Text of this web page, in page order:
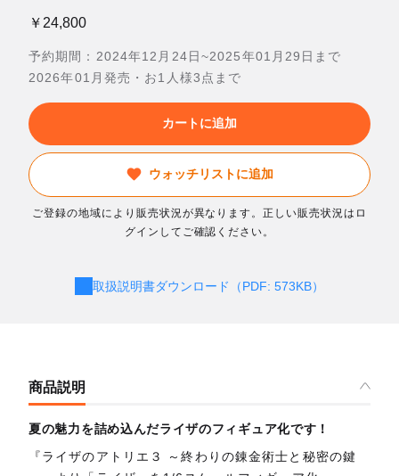
￥24,800
予約期間：2024年12月24日~2025年01月29日まで
2026年01月発売・お1人様3点まで
カートに追加
ウォッチリストに追加
ご登録の地域により販売状況が異なります。正しい販売状況はロ
グインしてご確認ください。
取扱説明書ダウンロード（PDF: 573KB）
商品説明
夏の魅力を詰め込んだライザのフィギュア化です！
『ライザのアトリエ３ ～終わりの錬金術士と秘密の鍵